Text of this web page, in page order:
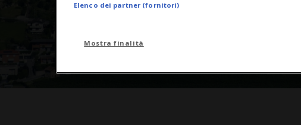
Elenco dei partner (fornitori)
Mostra finalità